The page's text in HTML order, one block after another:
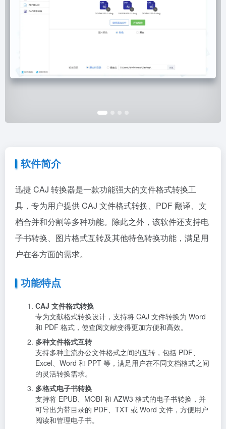
软件简介
迅捷 CAJ 转换器是一款功能强大的文件格式转换工
具，专为用户提供 CAJ 文件格式转换、PDF 翻译、文
档合并和分割等多种功能。除此之外，该软件还支持电
子书转换、图片格式互转及其他特色转换功能，满足用
户在各方面的需求。
功能特点
CAJ 文件格式转换
专为文献格式转换设计，支持将 CAJ 文件转换为 Word
和 PDF 格式，使查阅文献变得更加方便和高效。
多种文件格式互转
支持多种主流办公文件格式之间的互转，包括 PDF、
Excel、Word 和 PPT 等，满足用户在不同文档格式之间
的灵活转换需求。
多格式电子书转换
支持将 EPUB、MOBI 和 AZW3 格式的电子书转换，并
可导出为带目录的 PDF、TXT 或 Word 文件，方便用户
阅读和管理电子书。